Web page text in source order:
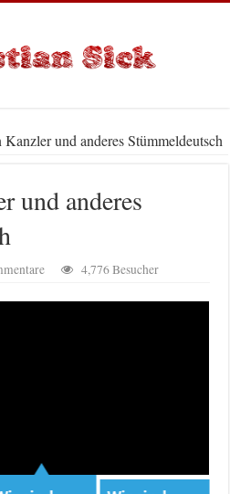
und anderes Stümmeldeutsch
und anderes
4,776 Besucher